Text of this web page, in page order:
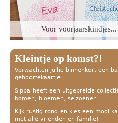
Voor voorjaarskindjes...
Kleintje op komst?!
Verwachten jullie binnenkort een
geboortekaartje.
Sippa heeft een uitgebreide
bomen, bloemen, seizoenen.
Kijk rustig rond en kies een mooi
met alle vrienden en familie!